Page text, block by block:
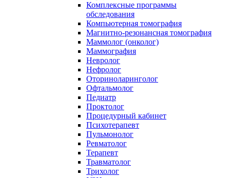
Комплексные программы
обследования
Компьютерная томография
Магнитно-резонансная томография
Маммолог (онколог)
Маммография
Невролог
Нефролог
Оториноларинголог
Офтальмолог
Педиатр
Проктолог
Процедурный кабинет
Психотерапевт
Пульмонолог
Ревматолог
Терапевт
Травматолог
Трихолог